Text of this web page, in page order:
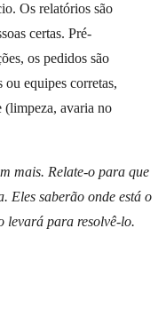
Os relatórios são
certas. Pré-
os pedidos são
ou equipes corretas,
(limpeza, avaria no
mais. Relate-o para que
Eles saberão onde está o
levará para resolvê-lo.